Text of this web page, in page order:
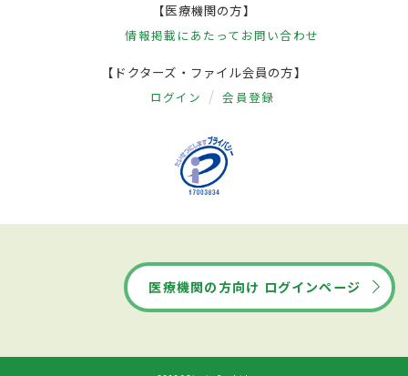
【医療機関の方】
情報掲載にあたって お問い合わせ
【ドクターズ・ファイル会員の方】
ログイン 会員登録
医療機関の方向け ログインページ